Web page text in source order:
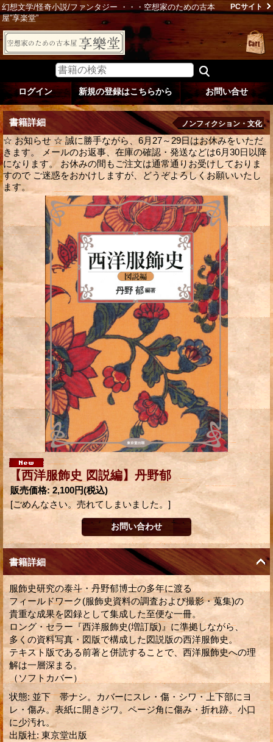
幻想文学/怪奇小説/ファンタジー ・・・空想家のための古本
屋”享楽堂”
PCサイト
ログイン 新規の登録はこちらから お問い合せ
書籍詳細 ノンフィクション・文化
☆ お知らせ ☆ 誠に勝手ながら、6月27～29日はお休みをいただ
きます。 メールのお返事、在庫の確認・発送などは6月30日以降
になります。 お休みの間もご注文は通常通りお受けしておりま
すので ご迷惑をおかけしますが、どうぞよろしくお願いいたし
ます。
【西洋服飾史 図説編】丹野郁
販売価格: 2,100円(税込)
[ごめんなさい。売れてしまいました。]
書籍詳細
服飾史研究の泰斗・丹野郁博士の多年に渡る
フィールドワーク(服飾史資料の調査および撮影・蒐集)の
貴重な成果を図録として集成した至便な一冊。
ロング・セラー『西洋服飾史(増訂版)』に準拠しながら、
多くの資料写真・図版で構成した図説版の西洋服飾史。
テキスト版である前著と併読することで、西洋服飾史への理
解は一層深まる。
（ソフトカバー）
状態: 並下 帯ナシ。カバーにスレ・傷・シワ・上下部にヨ
レ・傷み。表紙に開きジワ。ページ角に傷み・折れ跡。小口
に少汚れ。
出版社: 東京堂出版